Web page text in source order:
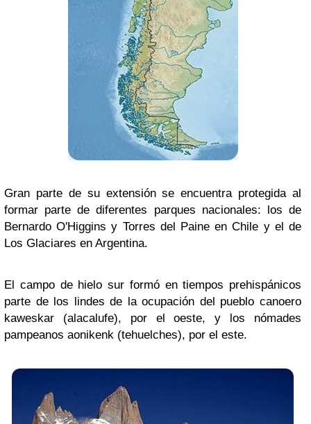
Gran parte de su extensión se encuentra protegida al
formar parte de diferentes parques nacionales: los de
Bernardo O'Higgins y Torres del Paine en Chile y el de
Los Glaciares en Argentina.
El campo de hielo sur formó en tiempos prehispánicos
parte de los lindes de la ocupación del pueblo canoero
kaweskar (alacalufe), por el oeste, y los nómades
pampeanos aonikenk (tehuelches), por el este.